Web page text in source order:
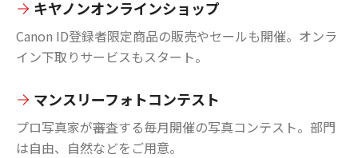
キヤノンオンラインショップ
Canon ID登録者限定商品の販売やセールも開催。オンラ
イン下取りサービスもスタート。
マンスリーフォトコンテスト
プロ写真家が審査する毎月開催の写真コンテスト。部門
は自由、自然などをご用意。